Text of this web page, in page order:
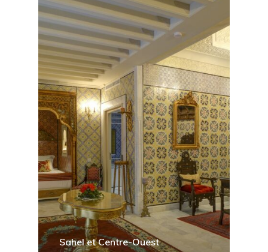
Sahel et Centre-Ouest